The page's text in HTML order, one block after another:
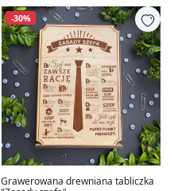
-30%
Grawerowana drewniana tabliczka